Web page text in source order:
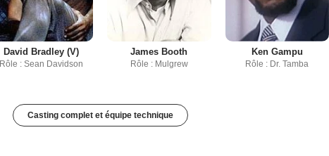
David Bradley (V)
Rôle : Sean Davidson
James Booth
Rôle : Mulgrew
Ken Gampu
Rôle : Dr. Tamba
Casting complet et équipe technique